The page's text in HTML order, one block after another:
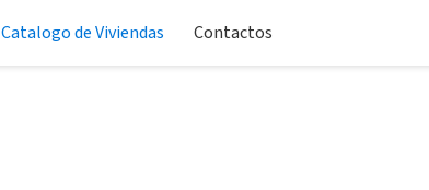
Catalogo de Viviendas Contactos